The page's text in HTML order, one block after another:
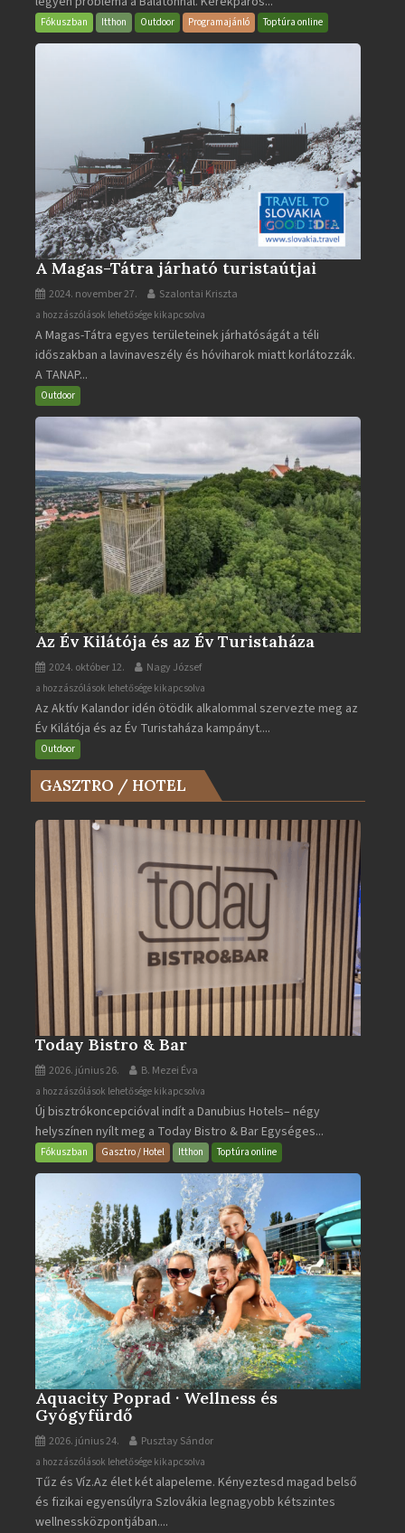
Fókuszban Itthon Outdoor Programajánló Toptúra online
A Magas-Tátra járható turistaútjai
2024. november 27. Szalontai Kriszta
A
Magas-
Tátra
járható
turistaútjai
a hozzászólások lehetősége kikapcsolva
A Magas-Tátra egyes területeinek járhatóságát a téli
időszakban a lavinaveszély és hóviharok miatt korlátozzák.
A TANAP...
Outdoor
Az Év Kilátója és az Év Turistaháza
2024. október 12. Nagy József
Az
Év
Kilátója
és
Év
bejegyzéshez
a hozzászólások lehetősége kikapcsolva
Az Aktív Kalandor idén ötödik alkalommal szervezte meg az
Év Kilátója és az Év Turistaháza kampányt....
Outdoor
GASZTRO / HOTEL
Today Bistro & Bar
2026. június 26. B. Mezei Éva
Today
Bistro
&
Bar
a hozzászólások lehetősége kikapcsolva
Új bisztrókoncepcióval indít a Danubius Hotels– négy
helyszínen nyílt meg a Today Bistro & Bar Egységes...
Fókuszban Gasztro / Hotel Itthon Toptúra online
Aquacity Poprad · Wellness és
Gyógyfürdő
2026. június 24. Pusztay Sándor
Aquacity
Poprad
·
Wellness
a hozzászólások lehetősége kikapcsolva
Tűz és Víz.Az élet két alapeleme. Kényeztesd magad belső
és fizikai egyensúlyra Szlovákia legnagyobb kétszintes
wellnessközpontjában....